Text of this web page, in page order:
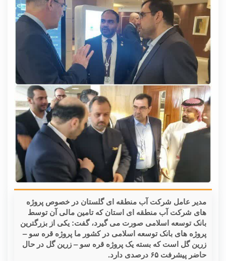
مدیر عامل شرکت آب منطقه ای گلستان در خصوص پروژه
های شرکت آب منطقه ای استان که تامین مالی آن توسط
بانک توسعه اسلامی صورت می گیرد، گفت: یکی از بزرگترین
پروژه های بانک توسعه اسلامی در کشور ما پروژه قره سو –
زرین گل است که بسته یک پروژه قره سو – زرین گل در حال
حاضر پیشرفت ۶۵ درصدی دارد.